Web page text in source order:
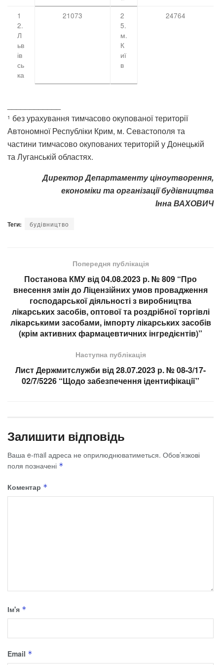
1
2.
Л
ьв
ів
сь
ка
21073
2
5.
м.
К
иї
в
24764
1 без урахування тимчасово окупованої території
Автономної Республіки Крим, м. Севастополя та
частини тимчасово окупованих територій у Донецькій
та Луганській областях.
Директор Департаменту ціноутворення,
економіки та організації будівництва
Інна ВАХОВИЧ
Теги: будівництво
Попередня публікація
Постанова КМУ від 04.08.2023 р. № 809 “Про
внесення змін до Ліцензійних умов провадження
господарської діяльності з виробництва
лікарських засобів, оптової та роздрібної торгівлі
лікарськими засобами, імпорту лікарських засобів
(крім активних фармацевтичних інгредієнтів)”
Наступна публікація
Лист Держмитслужби від 28.07.2023 р. № 08-3/17-
02/7/5226 “Щодо забезпечення ідентифікації”
Залишити відповідь
Ваша e-mail адреса не оприлюднюватиметься. Обов’язкові
поля позначені *
Коментар *
Ім'я *
Email *